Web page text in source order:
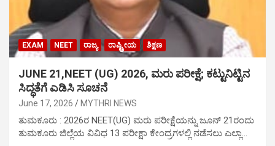
EXAM NEET ರಾಜ್ಯ ರಾಷ್ಟ್ರೀಯ ಶಿಕ್ಷಣ
JUNE 21,NEET (UG) 2026, ಮರು ಪರೀಕ್ಷೆ; ಕಟ್ಟುನಿಟ್ಟಿನ
ಸಿದ್ಧತೆಗೆ ಎಡಿಸಿ ಸೂಚನೆ
June 17, 2026 MYTHRI NEWS
ತುಮಕೂರು : 2026ರ NEET(UG) ಮರು ಪರೀಕ್ಷೆಯನ್ನು ಜೂನ್ 21ರಂದು
ತುಮಕೂರು ಜಿಲ್ಲೆಯ ವಿವಿಧ 13 ಪರೀಕ್ಷಾ ಕೇಂದ್ರಗಳಲ್ಲಿ ನಡೆಸಲು ಎಲ್ಲಾ…